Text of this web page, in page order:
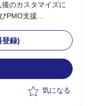
のカスタマイズに
PMO支援
定義など上流工程を
ロジェクトの管理お
登録)
気になる